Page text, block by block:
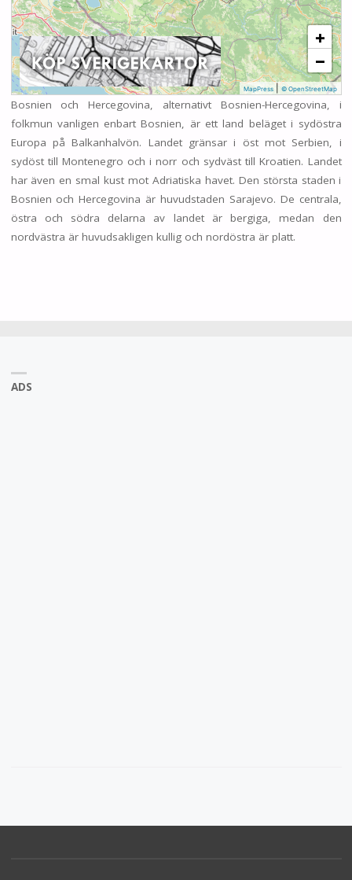
+
−
MapPress| © OpenStreetMap
Bosnien och Hercegovina, alternativt Bosnien-Hercegovina, i
folkmun vanligen enbart Bosnien, är ett land beläget i sydöstra
Europa på Balkanhalvön. Landet gränsar i öst mot Serbien, i
sydöst till Montenegro och i norr och sydväst till Kroatien. Landet
har även en smal kust mot Adriatiska havet. Den största staden i
Bosnien och Hercegovina är huvudstaden Sarajevo. De centrala,
östra och södra delarna av landet är bergiga, medan den
nordvästra är huvudsakligen kullig och nordöstra är platt.
ADS